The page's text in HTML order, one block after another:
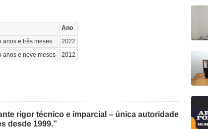
Ano
anos e três meses
2022
anos e nove meses 2012
rigor técnico e imparcial – única autoridade
desde 1999.”